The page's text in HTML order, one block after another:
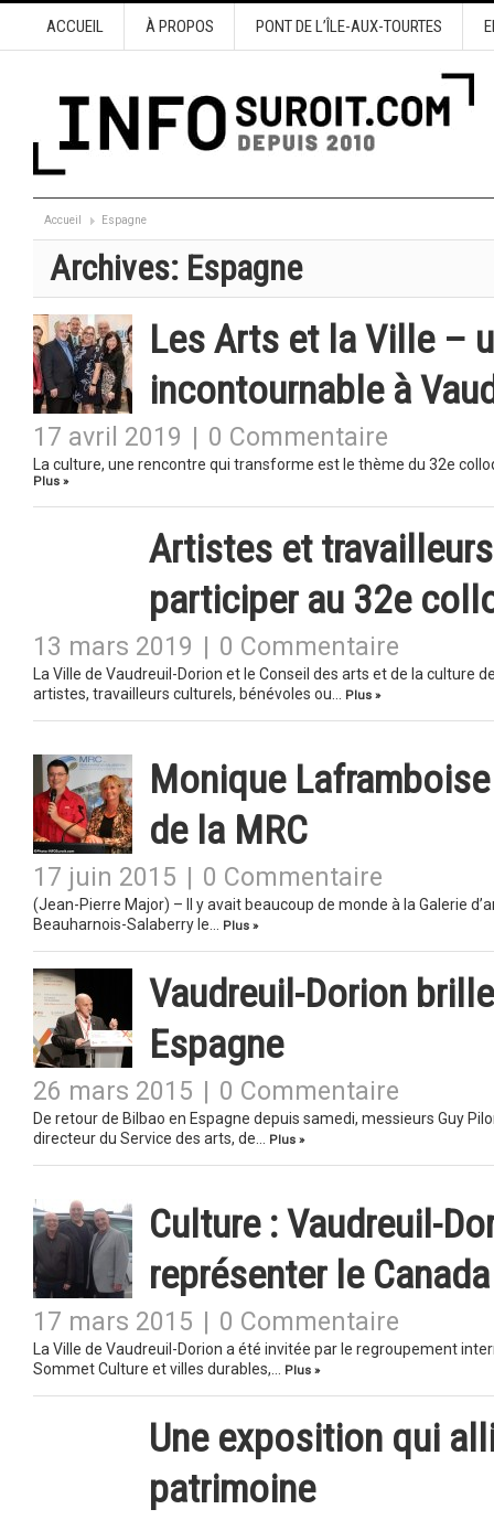
ACCUEIL À PROPOS PONT DE L’ÎLE-AUX-TOURTES
Accueil Espagne
Archives: Espagne
Les Arts et la Ville –
incontournable à
17 avril 2019 0 Commentaire
La culture, une rencontre qui transforme est le thème du 32e
Plus »
Artistes et
participer au 32e
13 mars 2019 0 Commentaire
La Ville de Vaudreuil-Dorion et le Conseil des arts et de la culture
artistes, travailleurs culturels, bénévoles ou…
Plus »
Monique
de la MRC
17 juin 2015 0 Commentaire
(Jean-Pierre Major) – Il y avait beaucoup de monde à la Galerie
Beauharnois-Salaberry le…
Plus »
Vaudreuil-Dorion
Espagne
26 mars 2015 0 Commentaire
De retour de Bilbao en Espagne depuis samedi, messieurs Guy
directeur du Service des arts, de…
Plus »
Culture : Vaudreuil-
représenter le Canada
17 mars 2015 0 Commentaire
La Ville de Vaudreuil-Dorion a été invitée par le regroupement
Sommet Culture et villes durables,…
Plus »
Une exposition qui
patrimoine